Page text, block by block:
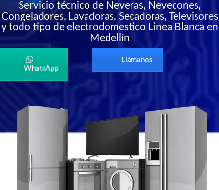
Servicio técnico de Neveras, Nevecones,
Congeladores, Lavadoras, Secadoras, Televisores
y todo tipo de electrodomestico Linea Blanca en
Medellín
WhatsApp
Llámanos